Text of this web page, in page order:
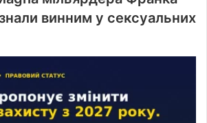
винним у сексуальних